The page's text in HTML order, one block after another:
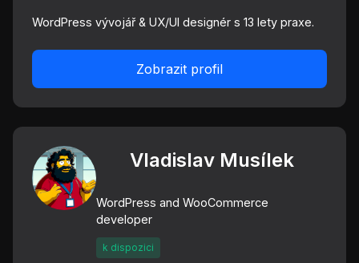
WordPress vývojář & UX/UI designér s 13 lety praxe.
Zobrazit profil
Vladislav Musílek
WordPress and WooCommerce
developer
k dispozici